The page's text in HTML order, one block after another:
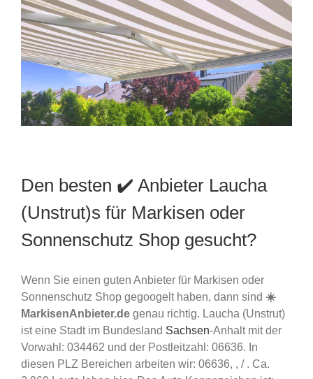
Den besten ✔️ Anbieter Laucha
(Unstrut)s für Markisen oder
Sonnenschutz Shop gesucht?
Wenn Sie einen guten Anbieter für Markisen oder
Sonnenschutz Shop gegoogelt haben, dann sind ☀️
MarkisenAnbieter.de genau richtig. Laucha (Unstrut)
ist eine Stadt im Bundesland Sachsen-Anhalt mit der
Vorwahl: 034462 und der Postleitzahl: 06636. In
diesen PLZ Bereichen arbeiten wir: 06636, , / . Ca.